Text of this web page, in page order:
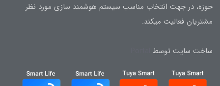
حوزه، در جهت انتخاب مناسب سیستم هوشمند سازی مورد نظر
مشتریان فعالیت میکند.
ساخت سایت توسط